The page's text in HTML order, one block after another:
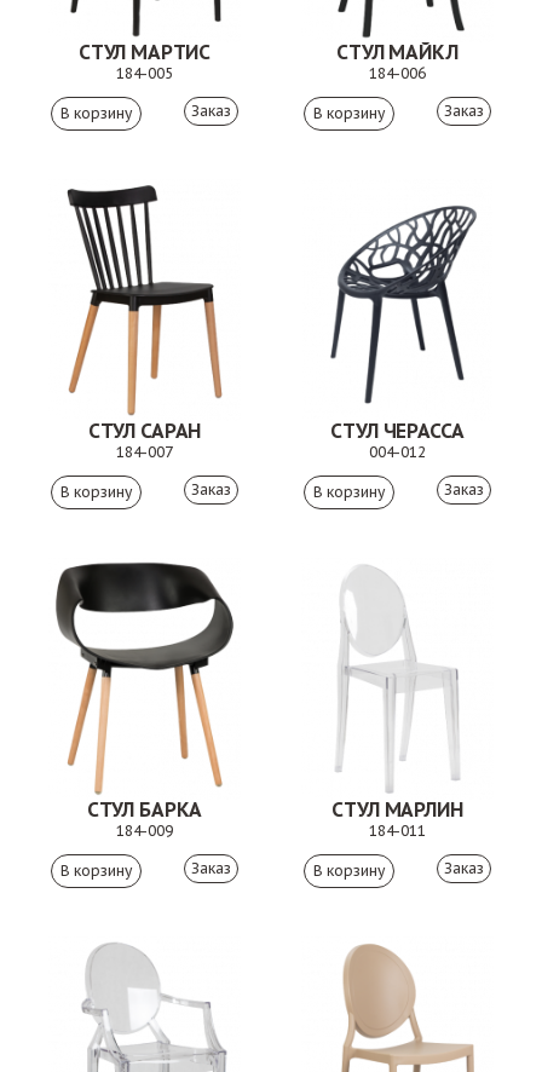
СТУЛ МАРТИС
184-005
Заказ
СТУЛ МАЙКЛ
184-006
Заказ
СТУЛ САРАН
184-007
Заказ
СТУЛ ЧЕРАССА
004-012
Заказ
СТУЛ БАРКА
184-009
Заказ
СТУЛ МАРЛИН
184-011
Заказ